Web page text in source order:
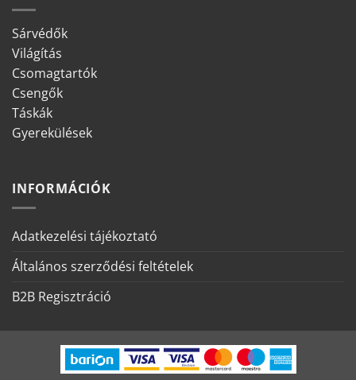
Sárvédők
Világítás
Csomagtartók
Csengők
Táskák
Gyerekülések
INFORMÁCIÓK
Adatkezelési tájékoztató
Általános szerződési feltételek
B2B Regisztráció